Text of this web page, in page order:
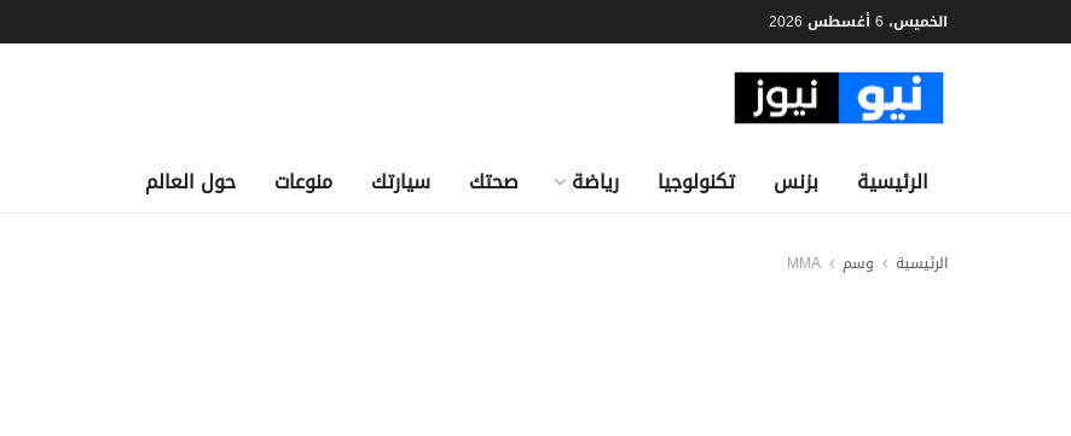
الخميس، 6 أغسطس 2026
الرئيسية بزنس تكنولوجيا رياضة صحتك سيارتك منوعات حول العالم
الرئيسية وسم MMA